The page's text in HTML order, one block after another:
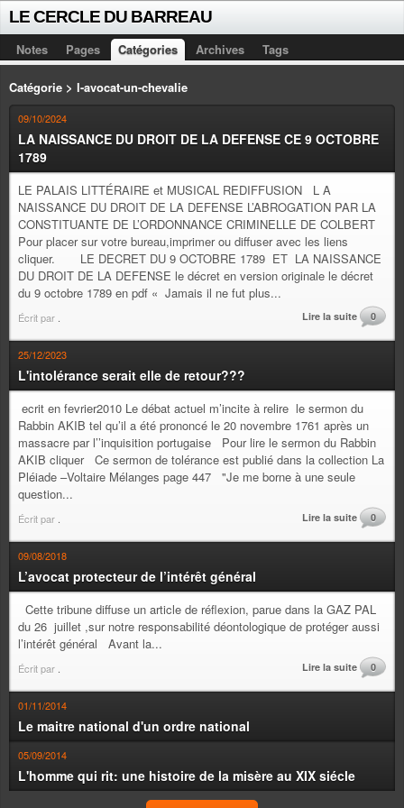
LE CERCLE DU BARREAU
Notes Pages Catégories Archives Tags
Catégorie > l-avocat-un-chevalie
09/10/2024
LA NAISSANCE DU DROIT DE LA DEFENSE CE 9 OCTOBRE
1789
LE PALAIS LITTÉRAIRE et MUSICAL REDIFFUSION L A
NAISSANCE DU DROIT DE LA DEFENSE L’ABROGATION PAR LA
CONSTITUANTE DE L’ORDONNANCE CRIMINELLE DE COLBERT
Pour placer sur votre bureau,imprimer ou diffuser avec les liens
cliquer. LE DECRET DU 9 OCTOBRE 1789 ET LA NAISSANCE
DU DROIT DE LA DEFENSE le décret en version originale le décret
du 9 octobre 1789 en pdf « Jamais il ne fut plus...
Écrit par Lire la suite 0
25/12/2023
L'intolérance serait elle de retour???
ecrit en fevrier2010 Le débat actuel m’incite à relire le sermon du
Rabbin AKIB tel qu’il a été prononcé le 20 novembre 1761 après un
massacre par l’’inquisition portugaise Pour lire le sermon du Rabbin
AKIB cliquer Ce sermon de tolérance est publié dans la collection La
Pléiade –Voltaire Mélanges page 447 "Je me borne à une seule
question...
Écrit par Lire la suite 0
09/08/2018
L’avocat protecteur de l’intérêt général
Cette tribune diffuse un article de réflexion, parue dans la GAZ PAL
du 26 juillet ,sur notre responsabilité déontologique de protéger aussi
l’intérêt général Avant la...
Écrit par Lire la suite 0
01/11/2014
Le maitre national d'un ordre national
05/09/2014
L'homme qui rit: une histoire de la misère au XIX siécle